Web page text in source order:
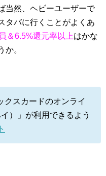
当然、ヘビーユーザーで
タバに行くことがよくあ
＆6.5%還元率以上はかな
か。
クスカードのオンライ
）」が利用できるよう